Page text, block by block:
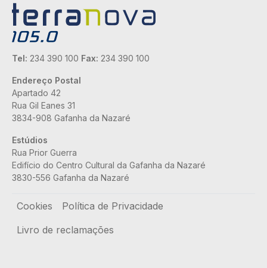
Tel: 234 390 100 Fax: 234 390 100
Endereço Postal
Apartado 42
Rua Gil Eanes 31
3834-908 Gafanha da Nazaré
Estúdios
Rua Prior Guerra
Edifício do Centro Cultural da Gafanha da Nazaré
3830-556 Gafanha da Nazaré
Rodapé
Cookies
Política de Privacidade
Livro de reclamações